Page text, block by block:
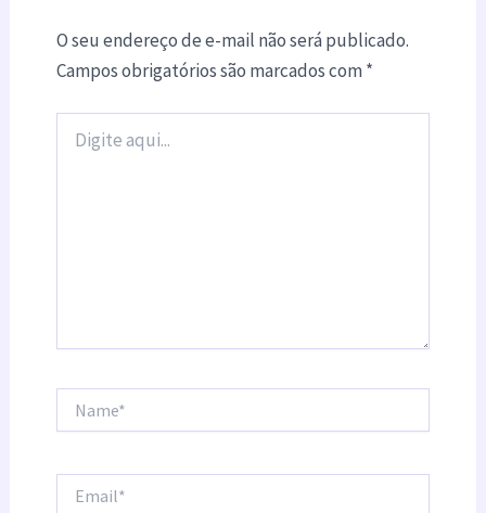
O seu endereço de e-mail não será publicado.
Campos obrigatórios são marcados com*
aqui...